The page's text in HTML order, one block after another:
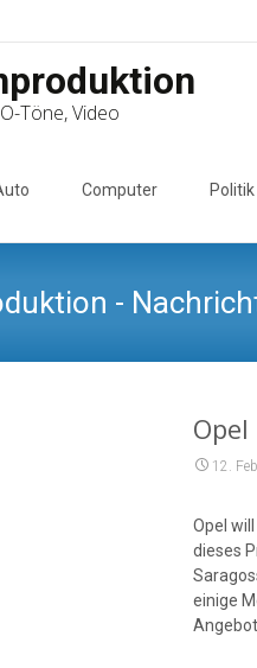
Töne, Video
Computer Politik
-
12.
Opel
dieses
einige